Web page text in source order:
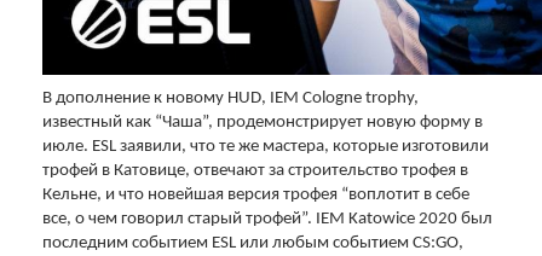
В дополнение к новому HUD, IEM Cologne trophy,
известный как “Чаша”, продемонстрирует новую форму в
июле. ESL заявили, что те же мастера, которые изготовили
трофей в Катовице, отвечают за строительство трофея в
Кельне, и что новейшая версия трофея “воплотит в себе
все, о чем говорил старый трофей”. IEM Katowice 2020 был
последним событием ESL или любым событием CS:GO,